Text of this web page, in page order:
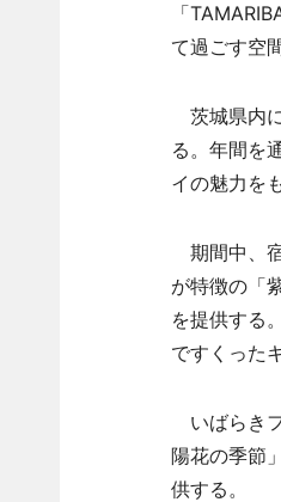
「
て過ごす空
茨城県内
る。年間を
イの魅力を
期間中、
が特徴の「
を提供する
ですくった
いばらき
陽花の季節
供する。